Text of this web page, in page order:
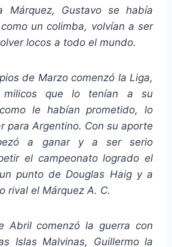
Márquez, Gustavo se había
un colimba, volvían a ser
locos a todo el mundo.
de Marzo comenzó la Liga,
milicos que lo tenían a su
le habían prometido, lo
para Argentino. Con su aporte
a ganar y a ser serio
el campeonato logrado el
punto de Douglas Haig y a
rival el Márquez A. C.
Abril comenzó la guerra con
Islas Malvinas, Guillermo la